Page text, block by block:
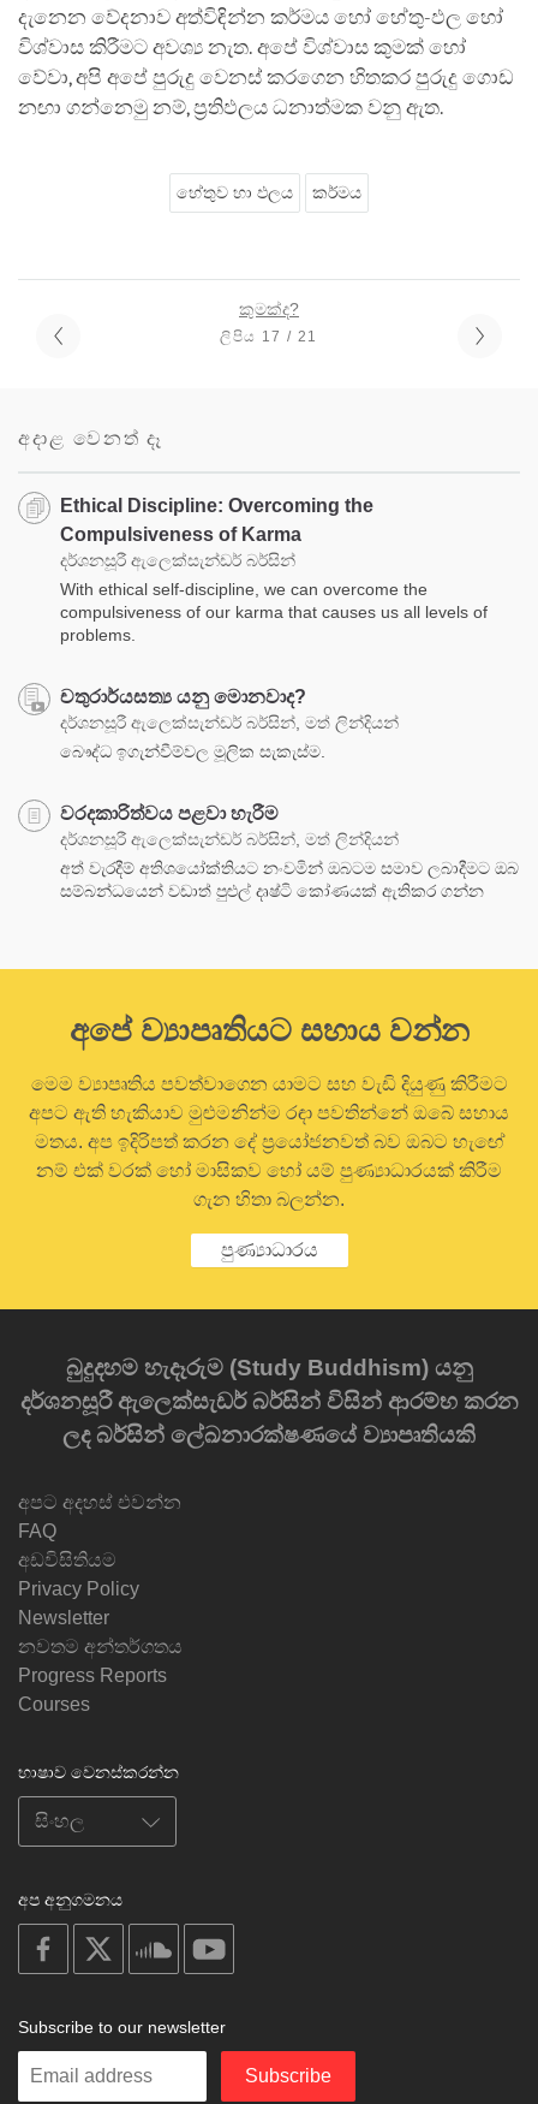
දැනෙන වේදනාව අත්විඳින්න කර්මය හෝ හේතු-ඵල හෝ
විශ්වාස කිරීමට අවශ්‍ය නැත. අපේ විශ්වාස කුමක් හෝ
වේවා, අපි අපේ පුරුදු වෙනස් කරගෙන හිතකර පුරුදු ගොඩ
නඟා ගන්නෙමු නම්, ප්‍රතිඵලය ධනාත්මක වනු ඇත.
හේතුව හා ඵලය කර්මය
කුමක්ද?
ලිපිය 17 / 21
අදාළ වෙනත් දෑ
Ethical Discipline: Overcoming the
Compulsiveness of Karma
දර්ශනසූරී ඇලෙක්සැන්ඩර් බර්සින්
With ethical self-discipline, we can overcome the
compulsiveness of our karma that causes us all levels of
problems.
චතුරාර්යසත්‍ය යනු මොනවාද?
දර්ශනසූරී ඇලෙක්සැන්ඩර් බර්සින්, මත් ලින්දියන්
‍බෞද්ධ ඉගැන්වීම්වල මූලික සැකැස්ම.
වරදකාරිත්වය පළවා හැරීම
දර්ශනසූරී ඇලෙක්සැන්ඩර් බර්සින්, මත් ලින්දියන්
අත් වැරදීම් අතිශයෝක්තියට නංවමින් ඔබටම සමාව ලබාදීමට ඔබ
සම්බන්ධයෙන් වඩාත් පුළුල් දෘෂ්ටි කෝණයක් ඇතිකර ගන්න
අපේ ව්‍යාපෘතියට සහාය වන්න
මෙම ව්‍යාපෘතිය පවත්වාගෙන යාමට සහ වැඩි දියුණු කිරීමට
අපට ඇති හැකියාව මුළුමනින්ම රඳා පවතින්නේ ඔබේ සහාය
මතය. අප ඉදිරිපත් කරන දේ ප්‍රයෝජනවත් බව ඔබට හැඟේ
නම් එක් වරක් හෝ මාසිකව හෝ යම් පුණ්‍යාධාරයක් කිරීම
ගැන හිතා බලන්න.
පුණ්‍යාධාරය
බුදුදහම හැදෑරුම (Study Buddhism) යනු
දර්ශනසූරී ඇලෙක්සැඩර් බර්සින් විසින් ආරම්භ කරන
ලද බර්සින් ලේඛනාරක්ෂණයේ ව්‍යාපෘතියකි
අපට අදහස් එවන්න
FAQ
අඩවිසිතියම
Privacy Policy
Newsletter
නවතම අන්තර්ගතය
Progress Reports
Courses
භාෂාව වෙනස්කරන්න
අප අනුගමනය
on
facebook
soundcloud
Subscribe to our newsletter
Enter
Subscribe